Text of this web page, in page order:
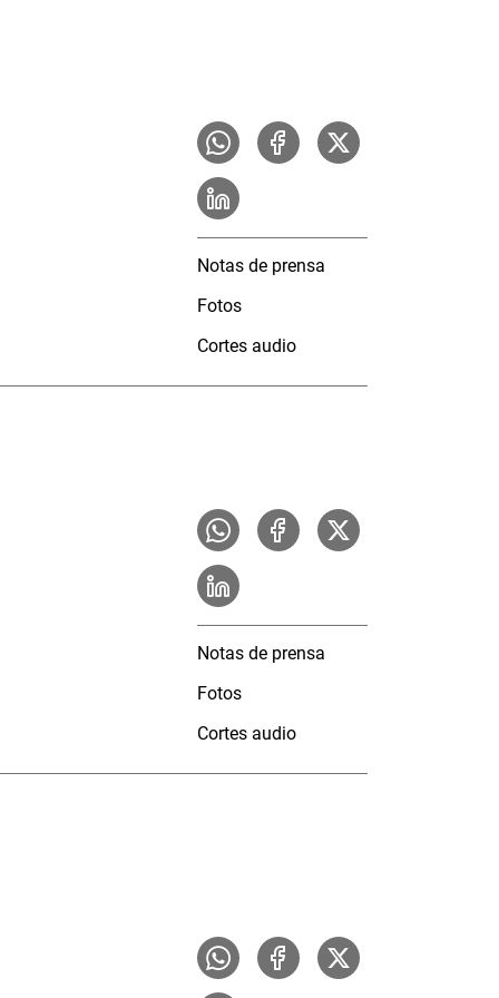
Notas de prensa
Fotos
Cortes audio
Notas de prensa
Fotos
Cortes audio